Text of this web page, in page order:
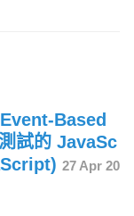
Based
試的 JavaSc
27 Apr 20